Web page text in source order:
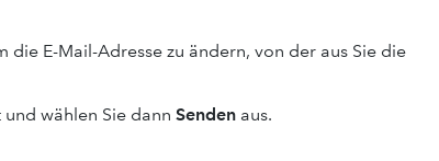
die E-Mail-Adresse zu ändern, von der aus Sie die
wählen Sie dann Senden aus.